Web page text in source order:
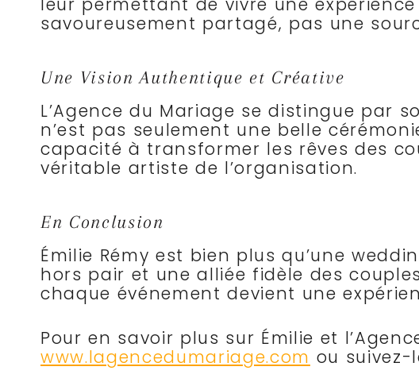
leur permettant de vivre une
savoureusement partagé, pas une
Une Vision Authentique et Créative
L’Agence du Mariage se distingue par
n’est pas seulement une belle
capacité à transformer les rêves des
véritable artiste de l’organisation.
En Conclusion
Émilie Rémy est bien plus qu’une
hors pair et une alliée fidèle des
chaque événement devient une
Pour en savoir plus sur Émilie et
www.lagencedumariage.com ou